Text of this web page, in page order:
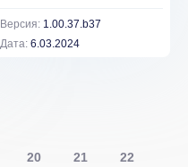
Версия: 1.00.37.b37
Дата: 6.03.2024
20 21 22